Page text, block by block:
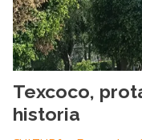
Texcoco,
historia